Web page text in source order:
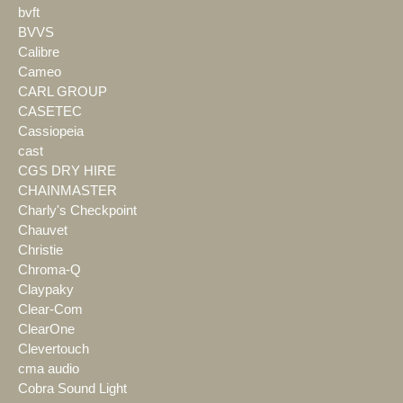
bvft
BVVS
Calibre
Cameo
CARL GROUP
CASETEC
Cassiopeia
cast
CGS DRY HIRE
CHAINMASTER
Charly's Checkpoint
Chauvet
Christie
Chroma-Q
Claypaky
Clear-Com
ClearOne
Clevertouch
cma audio
Cobra Sound Light